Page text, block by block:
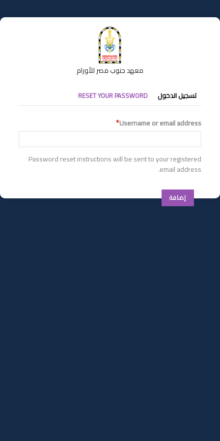
إلى
المحتوى
معهد جنوب مصر للأورام
التبويبات
الأساسية
تسجيل الدخول RESET YOUR PASSWORD
Username or email address
Password reset instructions will be sent to your registered
email address.